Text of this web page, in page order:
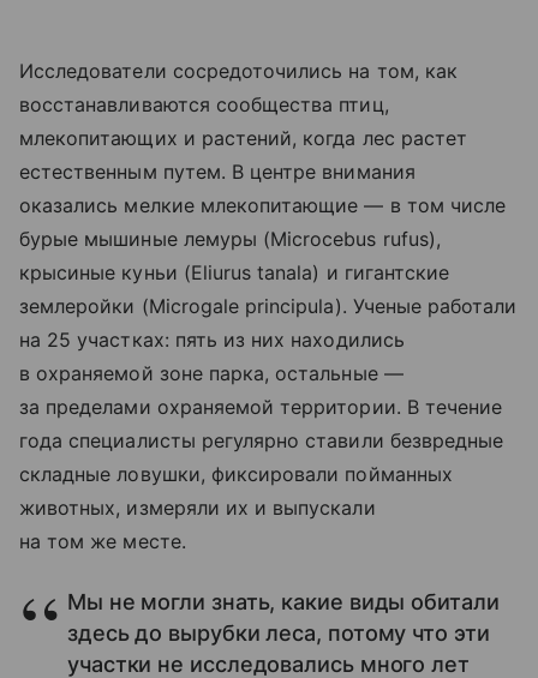
Исследователи сосредоточились на том, как
восстанавливаются сообщества птиц,
млекопитающих и растений, когда лес растет
естественным путем. В центре внимания
оказались мелкие млекопитающие — в том числе
бурые мышиные лемуры (Microcebus rufus),
крысиные куньи (Eliurus tanala) и гигантские
землеройки (Microgale principula). Ученые работали
на 25 участках: пять из них находились
в охраняемой зоне парка, остальные —
за пределами охраняемой территории. В течение
года специалисты регулярно ставили безвредные
складные ловушки, фиксировали пойманных
животных, измеряли их и выпускали
на том же месте.
Мы не могли знать, какие виды обитали
здесь до вырубки леса, потому что эти
участки не исследовались много лет